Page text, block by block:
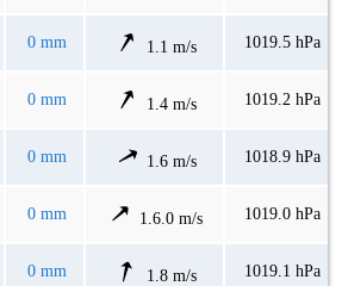
0 mm 1.1 m/s 1019.5 hPa
0 mm 1.4 m/s 1019.2 hPa
0 mm 1.6 m/s 1018.9 hPa
0 mm 1.6.0 m/s 1019.0 hPa
0 mm 1.8 m/s 1019.1 hPa